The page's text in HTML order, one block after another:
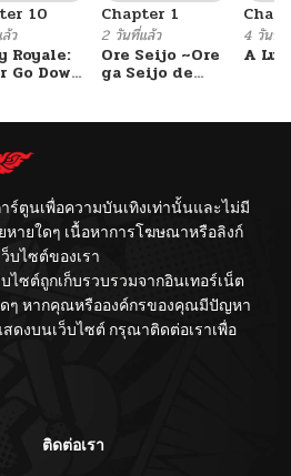
10
ว
Royale:
Go Down
Chapter 1
2 วันที่แล้ว
Ore Seijo ~Ore
ga Seijo de
Tag Otome
4 วันที่
A
ร์ตูนเพื่อความบันเทิงเท่านั้นและไม่มี
ายใดๆ เนื้อหาการโฆษณาหรือลิงก์
บไซต์ของเรา
ซต์ถูกเก็บรวบรวมจากอินเทอร์เน็ต
ดๆ หากคุณหรือองค์กรของคุณมีปัญหา
ดงบนเว็บไซต์ กรุณาติดต่อเราเพื่อ
ติดต่อเรา